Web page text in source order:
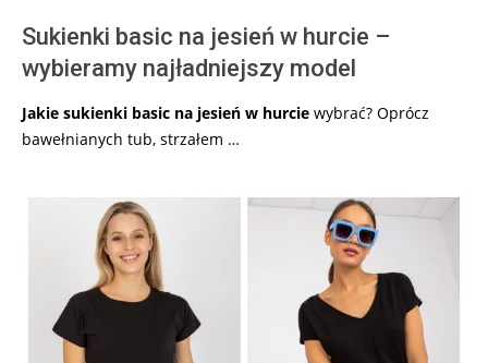
Sukienki basic na jesień w hurcie –
wybieramy najładniejszy model
Jakie sukienki basic na jesień w hurcie wybrać? Oprócz
bawełnianych tub, strzałem …